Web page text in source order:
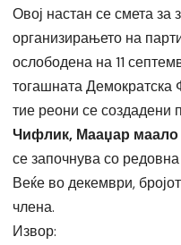
​Овој настан се смета за
организирањето на
ослободена на 11
тогашната Демократска
тие реони се создадени
Чифлик, Мааџар
се започнува со
Веќе во декември,
члена.
Извор: